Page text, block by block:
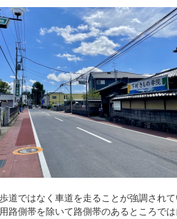
道ではなく車道を走ることが強調されて
路側帯を除いて路側帯のあるところでは